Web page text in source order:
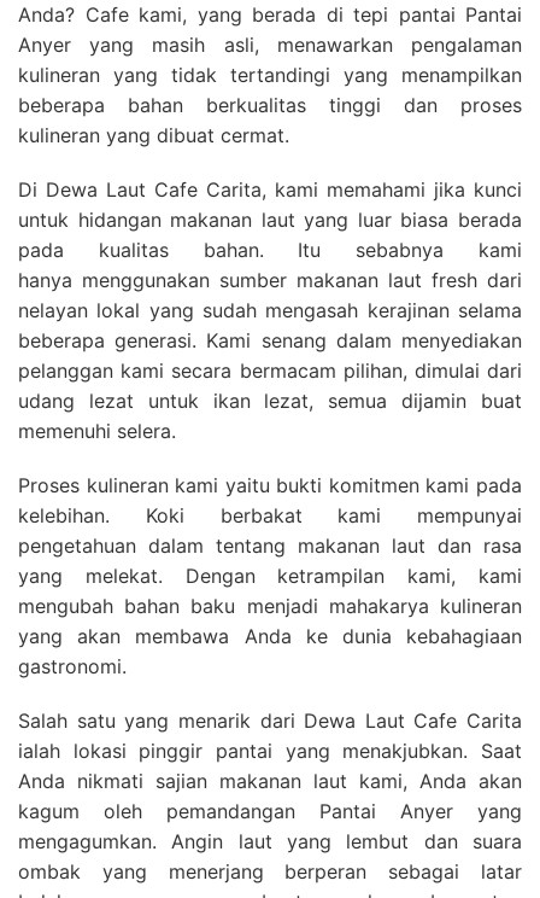
Anda? Cafe kami, yang berada di tepi pantai Pantai
Anyer yang masih asli, menawarkan pengalaman
kulineran yang tidak tertandingi yang menampilkan
beberapa bahan berkualitas tinggi dan proses
kulineran yang dibuat cermat.
Di Dewa Laut Cafe Carita, kami memahami jika kunci
untuk hidangan makanan laut yang luar biasa berada
pada kualitas bahan. Itu sebabnya kami
hanya menggunakan sumber makanan laut fresh dari
nelayan lokal yang sudah mengasah kerajinan selama
beberapa generasi. Kami senang dalam menyediakan
pelanggan kami secara bermacam pilihan, dimulai dari
udang lezat untuk ikan lezat, semua dijamin buat
memenuhi selera.
Proses kulineran kami yaitu bukti komitmen kami pada
kelebihan. Koki berbakat kami mempunyai
pengetahuan dalam tentang makanan laut dan rasa
yang melekat. Dengan ketrampilan kami, kami
mengubah bahan baku menjadi mahakarya kulineran
yang akan membawa Anda ke dunia kebahagiaan
gastronomi.
Salah satu yang menarik dari Dewa Laut Cafe Carita
ialah lokasi pinggir pantai yang menakjubkan. Saat
Anda nikmati sajian makanan laut kami, Anda akan
kagum oleh pemandangan Pantai Anyer yang
mengagumkan. Angin laut yang lembut dan suara
ombak yang menerjang berperan sebagai latar